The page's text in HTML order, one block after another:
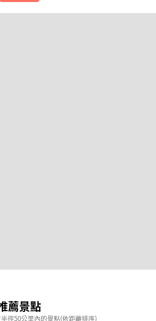
薦景點
徑50公里內的景點(依距離排序)